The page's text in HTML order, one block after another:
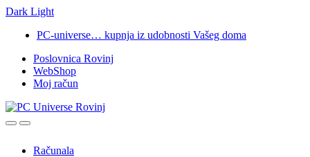
Dark Light
navigation
content
PC-universe… kupnja iz udobnosti Vašeg doma
Poslovnica Rovinj
WebShop
Moj račun
OpenClose
Računala